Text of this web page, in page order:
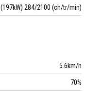
(197kW) 284/2100 (ch/tr/min)
5.6km/h
70%